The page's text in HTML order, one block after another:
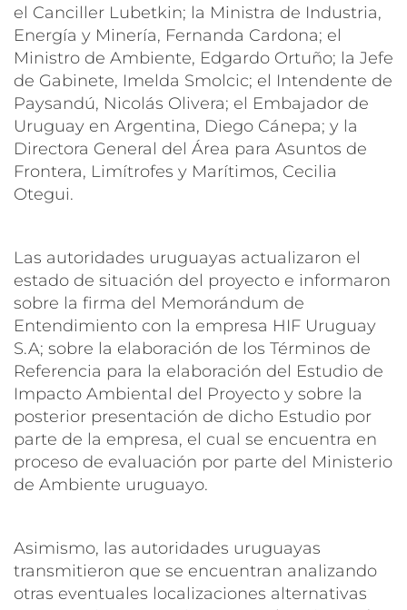
el Canciller Lubetkin; la Ministra de Industria,
Energía y Minería, Fernanda Cardona; el
Ministro de Ambiente, Edgardo Ortuño; la Jefe
de Gabinete, Imelda Smolcic; el Intendente de
Paysandú, Nicolás Olivera; el Embajador de
Uruguay en Argentina, Diego Cánepa; y la
Directora General del Área para Asuntos de
Frontera, Limítrofes y Marítimos, Cecilia
Otegui.
Las autoridades uruguayas actualizaron el
estado de situación del proyecto e informaron
sobre la firma del Memorándum de
Entendimiento con la empresa HIF Uruguay
S.A; sobre la elaboración de los Términos de
Referencia para la elaboración del Estudio de
Impacto Ambiental del Proyecto y sobre la
posterior presentación de dicho Estudio por
parte de la empresa, el cual se encuentra en
proceso de evaluación por parte del Ministerio
de Ambiente uruguayo.
Asimismo, las autoridades uruguayas
transmitieron que se encuentran analizando
otras eventuales localizaciones alternativas